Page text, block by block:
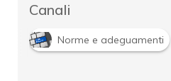
Canali
Norme e adeguamenti